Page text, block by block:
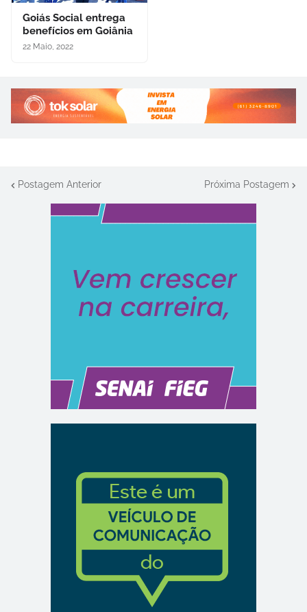
Goiás Social entrega
benefícios em Goiânia
22 Maio, 2022
Postagem Anterior Próxima Postagem